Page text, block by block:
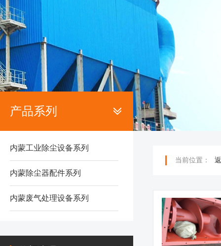
产品系列
内蒙工业除尘设备系列
内蒙除尘器配件系列
内蒙废气处理设备系列
当前位置：